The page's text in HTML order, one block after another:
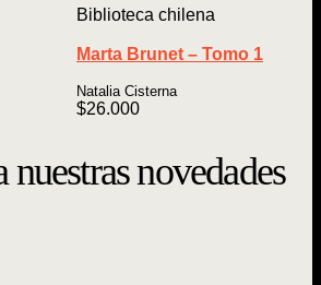
Biblioteca chilena
Marta Brunet – Tomo 1
Natalia Cisterna
$26.000
nuestras novedades